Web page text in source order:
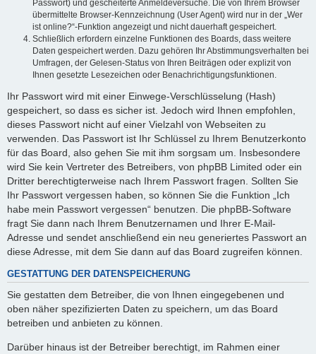
Passwort) und gescheiterte Anmeldeversuche. Die von Ihrem Browser
übermittelte Browser-Kennzeichnung (User Agent) wird nur in der „Wer
ist online?“-Funktion angezeigt und nicht dauerhaft gespeichert.
Schließlich erfordern einzelne Funktionen des Boards, dass weitere
Daten gespeichert werden. Dazu gehören Ihr Abstimmungsverhalten bei
Umfragen, der Gelesen-Status von Ihren Beiträgen oder explizit von
Ihnen gesetzte Lesezeichen oder Benachrichtigungsfunktionen.
Ihr Passwort wird mit einer Einwege-Verschlüsselung (Hash)
gespeichert, so dass es sicher ist. Jedoch wird Ihnen empfohlen,
dieses Passwort nicht auf einer Vielzahl von Webseiten zu
verwenden. Das Passwort ist Ihr Schlüssel zu Ihrem Benutzerkonto
für das Board, also gehen Sie mit ihm sorgsam um. Insbesondere
wird Sie kein Vertreter des Betreibers, von phpBB Limited oder ein
Dritter berechtigterweise nach Ihrem Passwort fragen. Sollten Sie
Ihr Passwort vergessen haben, so können Sie die Funktion „Ich
habe mein Passwort vergessen“ benutzen. Die phpBB-Software
fragt Sie dann nach Ihrem Benutzernamen und Ihrer E-Mail-
Adresse und sendet anschließend ein neu generiertes Passwort an
diese Adresse, mit dem Sie dann auf das Board zugreifen können.
GESTATTUNG DER DATENSPEICHERUNG
Sie gestatten dem Betreiber, die von Ihnen eingegebenen und
oben näher spezifizierten Daten zu speichern, um das Board
betreiben und anbieten zu können.
Darüber hinaus ist der Betreiber berechtigt, im Rahmen einer